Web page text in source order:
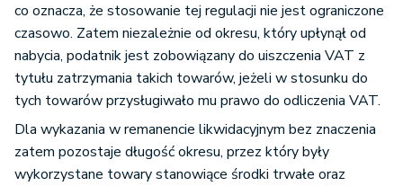
co oznacza, że stosowanie tej regulacji nie jest ograniczone
czasowo. Zatem niezależnie od okresu, który upłynął od
nabycia, podatnik jest zobowiązany do uiszczenia VAT z
tytułu zatrzymania takich towarów, jeżeli w stosunku do
tych towarów przysługiwało mu prawo do odliczenia VAT.
Dla wykazania w remanencie likwidacyjnym bez znaczenia
zatem pozostaje długość okresu, przez który były
wykorzystane towary stanowiące środki trwałe oraz